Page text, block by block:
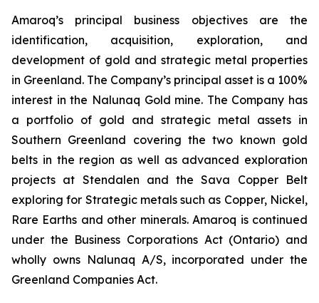
Amaroq’s principal business objectives are the
identification, acquisition, exploration, and
development of gold and strategic metal properties
in Greenland. The Company’s principal asset is a 100%
interest in the Nalunaq Gold mine. The Company has
a portfolio of gold and strategic metal assets in
Southern Greenland covering the two known gold
belts in the region as well as advanced exploration
projects at Stendalen and the Sava Copper Belt
exploring for Strategic metals such as Copper, Nickel,
Rare Earths and other minerals. Amaroq is continued
under the Business Corporations Act (Ontario) and
wholly owns Nalunaq A/S, incorporated under the
Greenland Companies Act.